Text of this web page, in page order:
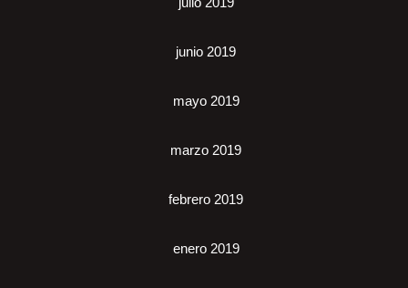
junio 2019
mayo 2019
marzo 2019
febrero 2019
enero 2019